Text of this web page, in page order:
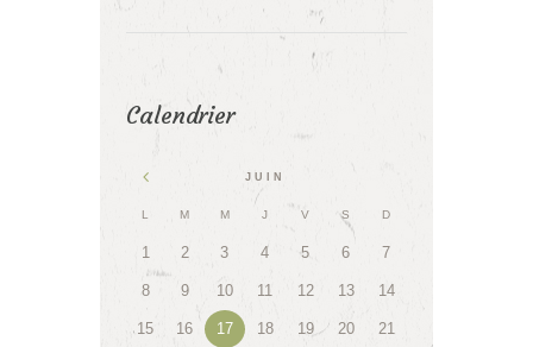
Calendrier
JUIN
L M M J V S D
1 2 3 4 5 6 7
8 9 10 11 12 13 14
15 16 17 18 19 20 21